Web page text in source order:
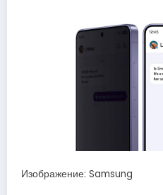
Изображение: Samsung